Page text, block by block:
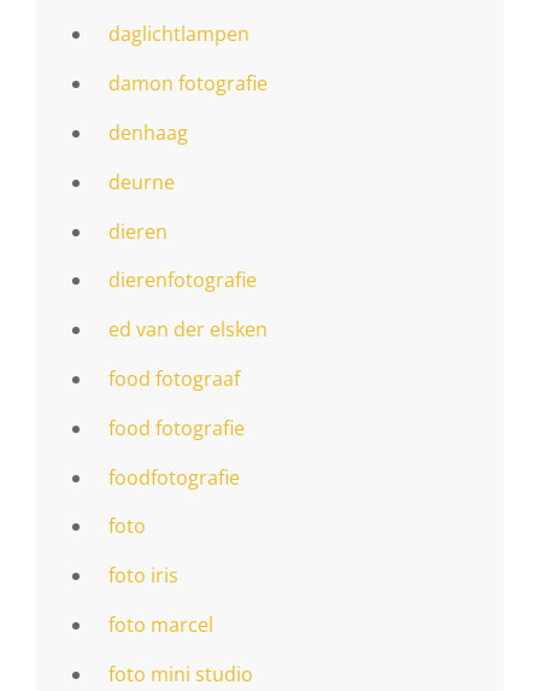
daglichtlampen
damon fotografie
denhaag
deurne
dieren
dierenfotografie
ed van der elsken
food fotograaf
food fotografie
foodfotografie
foto
foto iris
foto marcel
foto mini studio